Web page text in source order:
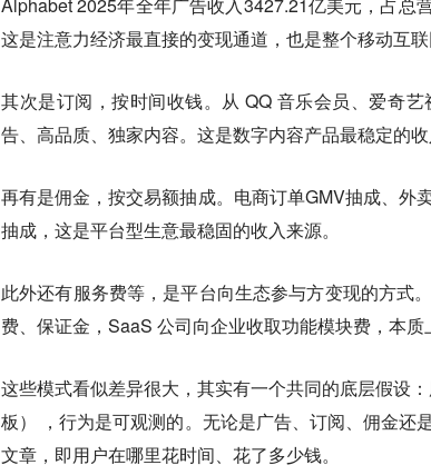
这是注意力经济最直接的变现通道，也是整个移动互联
其次是订阅，按时间收钱。从 QQ 音乐会员、爱奇
告、高品质、独家内容。这是数字内容产品最稳定的收
再有是佣金，按交易额抽成。电商订单GMV抽成、外
抽成，这是平台型生意最稳固的收入来源。
此外还有服务费等，是平台向生态参与方变现的方式
费、保证金，SaaS 公司向企业收取功能模块费，本
这些模式看似差异很大，其实有一个共同的底层假设：
板）
，行为是可观测的。 无论是广告、订阅、佣金还
文章，即用户在哪里花时间、花了多少钱。